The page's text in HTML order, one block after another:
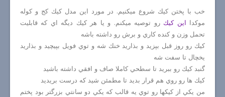
خب با پختن كيك شروع ميكنيم. در مورد اين مدل كيك كج و كوله
موكدا اين كيك رو توصيه ميكنم. و يا هر كيك ديگه اي كه قابليت
تحمل وزن و كنده كاري و برش رو داشته باشه
كيك رو روز قبل بپزيد و بذاريد خنك شه و توي فويل بپيچيد و بذاريد
يخچال تا سفت شه
گنبد كيك رو ببريد تا سطحي كاملا صاف و افقي داشته باشيد
كيك ها رو روي هم قرار بديد تا مطمئن شيد كه درست بريديد
من يكي از كيكها رو توي يه قالب كه يكي دو سانتي بزرگتر بود پختم